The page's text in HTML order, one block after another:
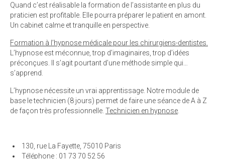
Quand c’est réalisable la formation de l’assistante en plus du
praticien est profitable. Elle pourra préparer le patient en amont.
Un cabinet calme et tranquille en perspective.
Formation à l’hypnose médicale pour les chirurgiens-dentistes.
L’hypnose est méconnue, trop d’imaginaires, trop d’idées
préconçues. Il s’agit pourtant d’une méthode simple qui…
s’apprend.
L’hypnose nécessite un vrai apprentissage. Notre module de
base le technicien (8 jours) permet de faire une séance de A à Z
de façon très professionnelle. Technicien en hypnose
130, rue La Fayette, 75010 Paris
Téléphone : 01 73 70 52 56